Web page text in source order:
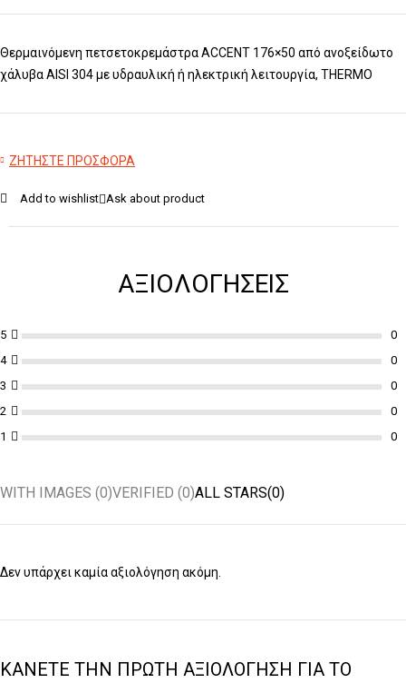
Θερμαινόμενη πετσετοκρεμάστρα ACCENT 176×50 από ανοξείδωτο
χάλυβα AISI 304 με υδραυλική ή ηλεκτρική λειτουργία, THERMO
ΖΗΤΗΣΤΕ ΠΡΟΣΦΟΡΑ
Add to wishlist Ask about product
ΑΞΙΟΛΟΓΉΣΕΙΣ
5
4
3
2
1
WITH IMAGES (0)VERIFIED (0)ALL STARS(0)
Δεν υπάρχει καμία αξιολόγηση ακόμη.
ΚΆΝΕΤΕ ΤΗΝ ΠΡΏΤΗ ΑΞΙΟΛΌΓΗΣΗ ΓΙΑ ΤΟ